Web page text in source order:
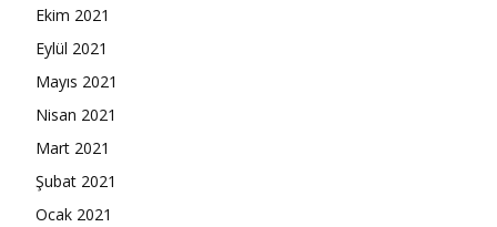
Ekim 2021
Eylül 2021
Mayıs 2021
Nisan 2021
Mart 2021
Şubat 2021
Ocak 2021